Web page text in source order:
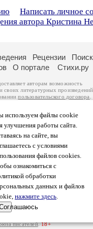
Написать личное
автора Кристина
используем файлы cookie
улучшения работы сайта.
на сайте, вы
с условиями
файлов cookies.
ознакомиться с
обработки
данных и файлов
нажмите здесь.
Рецензии Поиск
О портале Стихи.ру
авторам возможность
своих литературных
пользовательского договора
произведения принадлежат авторам
. Перепечатка произведений
к которому вы можете
странице. Ответственность за
несут самостоятельно на
изаконодательства
Политики обработки
более подробную
портала Стихи.ру – порядка 200
общей сумме просматривают
данным счетчика посещаемости,
текста. В каждой графе
и количество посетителей.
авторам, 2000-2026. Портал
писателей.18+